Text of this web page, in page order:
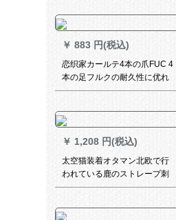
イト灰省力拉珠款1平方メトル
トルトルトル
￥ 883 円(税込)
恋织家カールテ4本の爪FUC 4
本の足フルクの耐久性に优れ
た手ステアリングカーリング
ングを強化します。
￥ 1,208 円(税込)
太空猫装着オタマン北欧で行
われている鹿のストレープ刺
されたボディテ-ン子供部屋リ
メトオルダカン価格